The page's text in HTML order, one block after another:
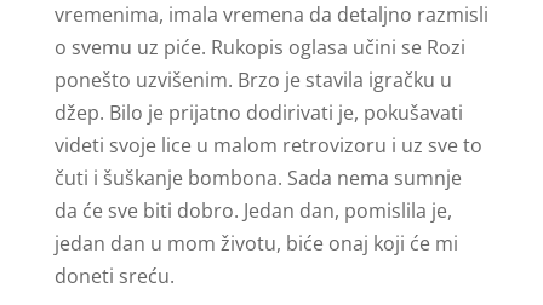
vremenima, imala vremena da detaljno razmisli
o svemu uz piće. Rukopis oglasa učini se Rozi
ponešto uzvišenim. Brzo je stavila igračku u
džep. Bilo je prijatno dodirivati je, pokušavati
videti svoje lice u malom retrovizoru i uz sve to
čuti i šuškanje bombona. Sada nema sumnje
da će sve biti dobro. Jedan dan, pomislila je,
jedan dan u mom životu, biće onaj koji će mi
doneti sreću.